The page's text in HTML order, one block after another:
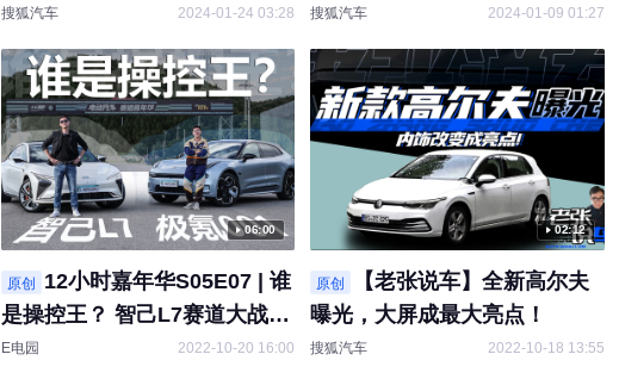
尔夫 #新车资讯
搜狐汽车 2024-01-24 03:28
缝访问语音助手 #2024CES #
高尔夫
搜狐汽车 2024-01-09 01:27
06:00
原创
12小时嘉年华S05E07 | 谁
是操控王？ 智己L7赛道大战极
氪001
E电园 2022-10-20 16:00
02:12
原创
【老张说车】全新高尔夫
曝光，大屏成最大亮点！
搜狐汽车 2022-10-18 13:55